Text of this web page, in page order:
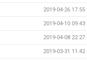
2019-04-26 17:55
2019-04-10 09:43
2019-04-08 22:27
2019-03-31 11:42